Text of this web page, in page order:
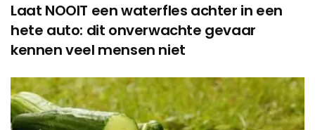
Laat NOOIT een waterfles achter in een
hete auto: dit onverwachte gevaar
kennen veel mensen niet